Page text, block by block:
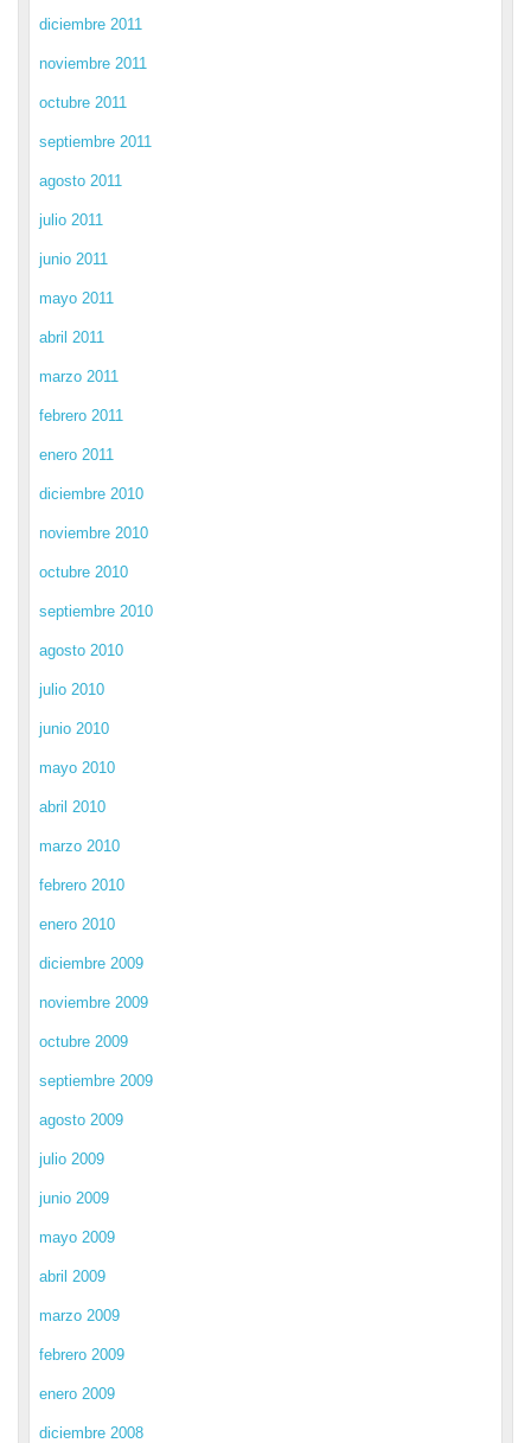
diciembre 2011
noviembre 2011
octubre 2011
septiembre 2011
agosto 2011
julio 2011
junio 2011
mayo 2011
abril 2011
marzo 2011
febrero 2011
enero 2011
diciembre 2010
noviembre 2010
octubre 2010
septiembre 2010
agosto 2010
julio 2010
junio 2010
mayo 2010
abril 2010
marzo 2010
febrero 2010
enero 2010
diciembre 2009
noviembre 2009
octubre 2009
septiembre 2009
agosto 2009
julio 2009
junio 2009
mayo 2009
abril 2009
marzo 2009
febrero 2009
enero 2009
diciembre 2008